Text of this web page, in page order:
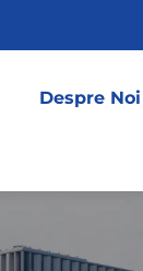
Despre Noi